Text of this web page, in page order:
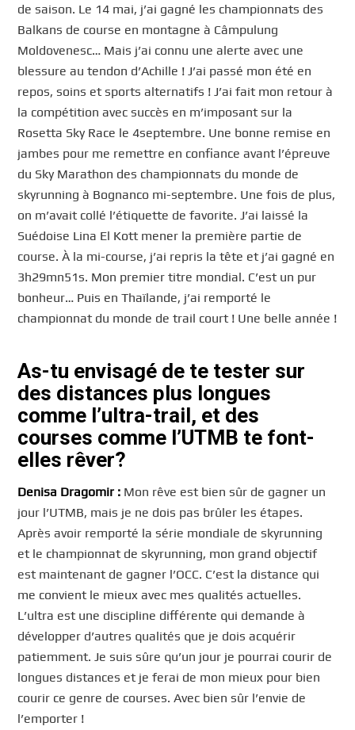
de saison. Le 14 mai, j’ai gagné les championnats des
Balkans de course en montagne à Câmpulung
Moldovenesc… Mais j’ai connu une alerte avec une
blessure au tendon d’Achille ! J’ai passé mon été en
repos, soins et sports alternatifs ! J’ai fait mon retour à
la compétition avec succès en m’imposant sur la
Rosetta Sky Race le 4septembre. Une bonne remise en
jambes pour me remettre en confiance avant l’épreuve
du Sky Marathon des championnats du monde de
skyrunning à Bognanco mi-septembre. Une fois de plus,
on m’avait collé l’étiquette de favorite. J’ai laissé la
Suédoise Lina El Kott mener la première partie de
course. À la mi-course, j’ai repris la tête et j’ai gagné en
3h29mn51s. Mon premier titre mondial. C’est un pur
bonheur… Puis en Thaïlande, j’ai remporté le
championnat du monde de trail court ! Une belle année !
As-tu envisagé de te tester sur
des distances plus longues
comme l’ultra-trail, et des
courses comme l’UTMB te font-
elles rêver?
Denisa Dragomir : Mon rêve est bien sûr de gagner un
jour l’UTMB, mais je ne dois pas brûler les étapes.
Après avoir remporté la série mondiale de skyrunning
et le championnat de skyrunning, mon grand objectif
est maintenant de gagner l’OCC. C’est la distance qui
me convient le mieux avec mes qualités actuelles.
L’ultra est une discipline différente qui demande à
développer d’autres qualités que je dois acquérir
patiemment. Je suis sûre qu’un jour je pourrai courir de
longues distances et je ferai de mon mieux pour bien
courir ce genre de courses. Avec bien sûr l’envie de
l’emporter !